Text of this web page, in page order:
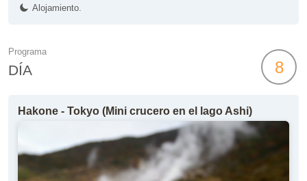
Alojamiento.
Programa
DÍA 8
Hakone - Tokyo (Mini crucero en el lago Ashi)